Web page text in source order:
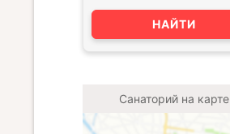
НАЙТИ
Санаторий на карте